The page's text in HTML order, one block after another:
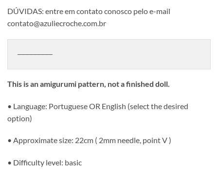
DÚVIDAS: entre em contato conosco pelo e-mail
contato@azuliecroche.com.br
—————————
This is an amigurumi pattern, not a finished doll.
• Language: Portuguese OR English (select the desired
option)
• Approximate size: 22cm ( 2mm needle, point V )
• Difficulty level: basic